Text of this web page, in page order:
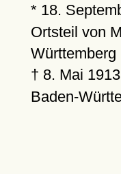
* 18.
Ortsteil von
Württemberg
† 8. Mai 1913
Baden-